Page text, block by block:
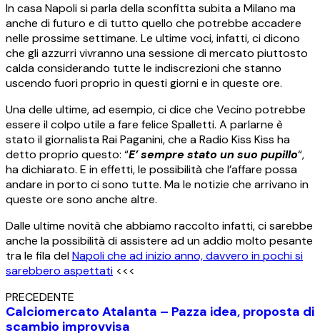
In casa Napoli si parla della sconfitta subita a Milano ma
anche di futuro e di tutto quello che potrebbe accadere
nelle prossime settimane. Le ultime voci, infatti, ci dicono
che gli azzurri vivranno una sessione di mercato piuttosto
calda considerando tutte le indiscrezioni che stanno
uscendo fuori proprio in questi giorni e in queste ore.
Una delle ultime, ad esempio, ci dice che Vecino potrebbe
essere il colpo utile a fare felice Spalletti. A parlarne è
stato il giornalista Rai Paganini, che a Radio Kiss Kiss ha
detto proprio questo: “E’ sempre stato un suo pupillo“,
ha dichiarato. E in effetti, le possibilità che l’affare possa
andare in porto ci sono tutte. Ma le notizie che arrivano in
queste ore sono anche altre.
Dalle ultime novità che abbiamo raccolto infatti, ci sarebbe
anche la possibilità di assistere ad un addio molto pesante
tra le fila delNapoli che ad inizio anno, davvero in pochi si
sarebbero aspettati <<<
PRECEDENTE
Calciomercato Atalanta – Pazza idea, proposta di
scambio improvvisa